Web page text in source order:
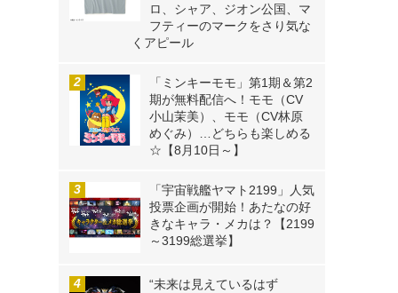
ロ、シャア、ジオン公国、マ
フティーのマークをさり気な
くアピール
「ミンキーモモ」第1期＆第2
期が無料配信へ！モモ（CV
小山茉美）、モモ（CV林原
めぐみ）…どちらも楽しめる
☆【8月10日～】
「宇宙戦艦ヤマト2199」人気
投票企画が開始！あたなの好
きなキャラ・メカは？【2199
～3199総選挙】
“未来は見えているはず